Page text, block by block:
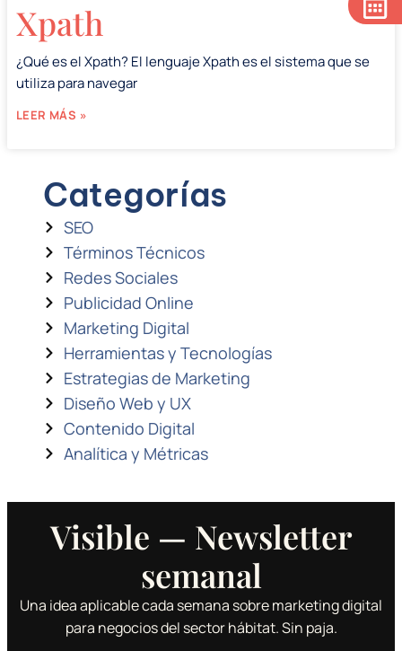
Xpath
¿Qué es el Xpath? El lenguaje Xpath es el sistema que se
utiliza para navegar
LEER MÁS »
Categorías
SEO
Términos Técnicos
Redes Sociales
Publicidad Online
Marketing Digital
Herramientas y Tecnologías
Estrategias de Marketing
Diseño Web y UX
Contenido Digital
Analítica y Métricas
Visible — Newsletter
semanal
Una idea aplicable cada semana sobre marketing digital
para negocios del sector hábitat. Sin paja.